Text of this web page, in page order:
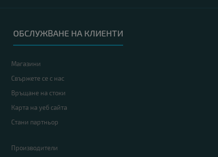
ОБСЛУЖВАНЕ НА КЛИЕНТИ
Магазини
Свържете се с нас
Връщане на стоки
Карта на уеб сайта
Стани партньор
Производители